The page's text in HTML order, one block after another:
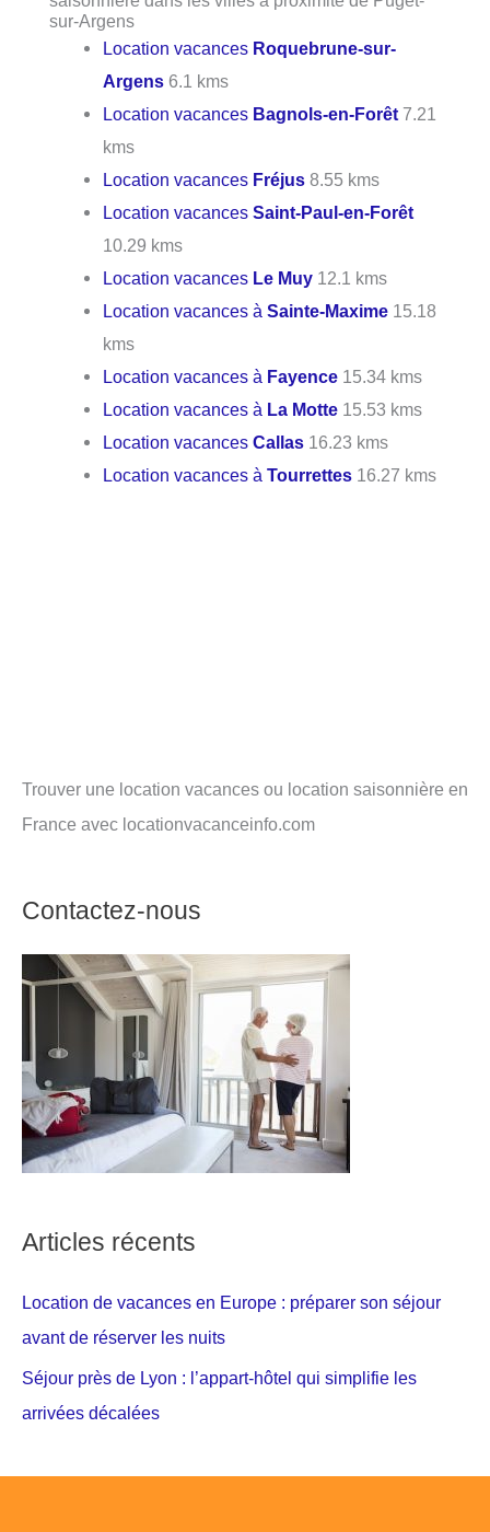
sur-Argens
Location vacances Roquebrune-sur-
Argens 6.1 kms
Location vacances Bagnols-en-Forêt 7.21
kms
Location vacances Fréjus 8.55 kms
Location vacancesSaint-Paul-en-Forêt
10.29 kms
Location vacances Le Muy 12.1 kms
Location vacances àSainte-Maxime 15.18
kms
Location vacances à Fayence 15.34 kms
Location vacances à La Motte 15.53 kms
Location vacancesCallas 16.23 kms
Location vacances àTourrettes 16.27 kms
Trouver une location vacances ou location saisonnière en
France avec locationvacanceinfo.com
Contactez-nous
Articles récents
Location de vacances en Europe : préparer son séjour
avant de réserver les nuits
Séjour près de Lyon : l’appart-hôtel qui simplifie les
arrivées décalées